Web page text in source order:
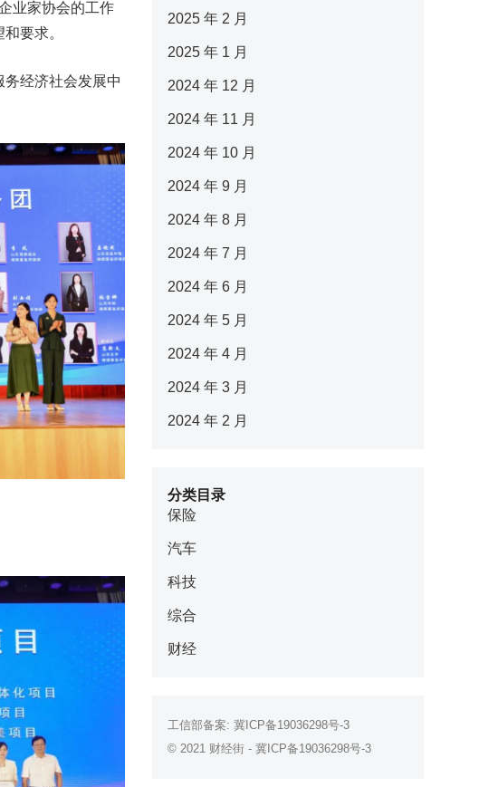
业家协会的工作
要求。
经济社会发展中
2025 年 2 月
2025 年 1 月
2024 年 12 月
2024 年 11 月
2024 年 10 月
2024 年 9 月
2024 年 8 月
2024 年 7 月
2024 年 6 月
2024 年 5 月
2024 年 4 月
2024 年 3 月
2024 年 2 月
分类目录
保险
汽车
科技
综合
财经
工信部备案: 冀ICP备19036298号-3
© 2021 财经街 - 冀ICP备19036298号-3